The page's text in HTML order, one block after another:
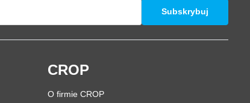
Subskrybuj
CROP
O firmie CROP